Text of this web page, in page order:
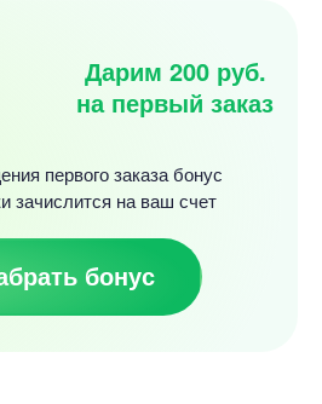
Дарим 200 руб.
на первый заказ
первого заказа бонус
зачислится на ваш счет
бонус